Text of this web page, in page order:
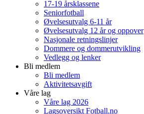
17-19 årsklassene
Seniorfotball
Øvelsesutvalg 6-11 år
Øvelsesutvalg 12 år og oppover
Nasjonale retningslinjer
Dommere og dommerutvikling
Vedlegg og lenker
Bli medlem
Bli medlem
Aktivitetsavgift
Våre lag
Våre lag 2026
Lagsoversikt Fotball.no